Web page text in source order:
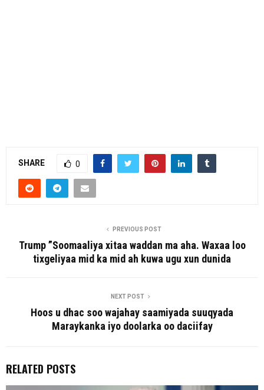
SHARE 0
PREVIOUS POST
Trump ”Soomaaliya xitaa waddan ma aha. Waxaa loo
tixgeliyaa mid ka mid ah kuwa ugu xun dunida
NEXT POST
Hoos u dhac soo wajahay saamiyada suuqyada
Maraykanka iyo doolarka oo daciifay
RELATED POSTS